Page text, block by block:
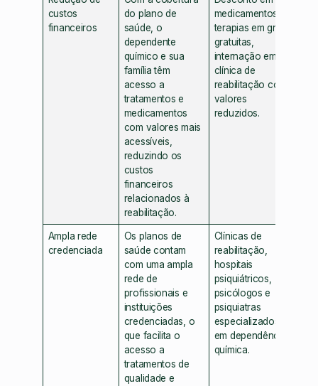
custos
financeiros
do plano de
saúde, o
dependente
químico e sua
família têm
acesso a
tratamentos e
medicamentos
com valores mais
acessíveis,
reduzindo os
custos
financeiros
relacionados à
reabilitação.
medicamentos,
terapias em grupo
gratuitas,
internação em
clínica de
reabilitação com
valores
reduzidos.
Ampla rede
credenciada
Os planos de
saúde contam
com uma ampla
rede de
profissionais e
instituições
credenciadas, o
que facilita o
acesso a
tratamentos de
qualidade e
Clínicas de
reabilitação,
hospitais
psiquiátricos,
psicólogos e
psiquiatras
especializados
em dependência
química.